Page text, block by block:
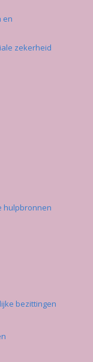
en
zekerheid
hulpbronnen
bezittingen